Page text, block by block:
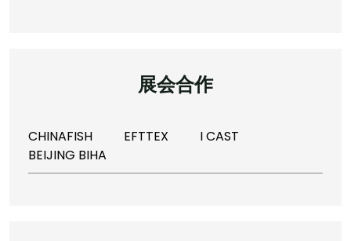
展会合作
CHINAFISH EFTTEX
I CAST
BEIJING BIHA